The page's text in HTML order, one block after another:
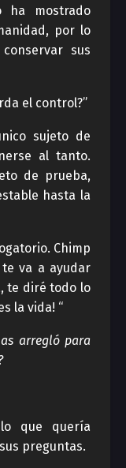
ha mostrado
por lo
sus
el control?”
sujeto de
al tanto.
de prueba,
hasta la
Chimp
va a ayudar
te diré todo lo
la vida! “
arregló para
que quería
preguntas.